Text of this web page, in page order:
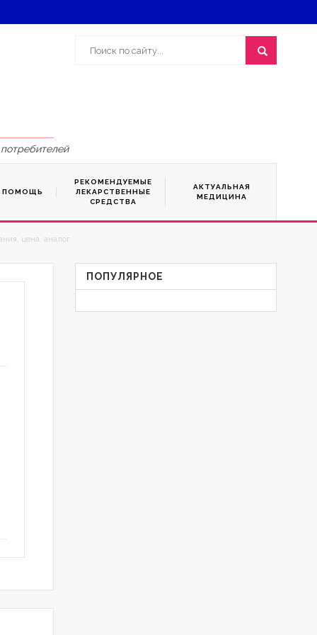
ПОМОЩЬ
РЕКОМЕНДУЕМЫЕ
ЛЕКАРСТВЕННЫЕ
СРЕДСТВА
АКТУАЛЬНАЯ
МЕДИЦИНА
цена, аналог
ПОПУЛЯРНОЕ